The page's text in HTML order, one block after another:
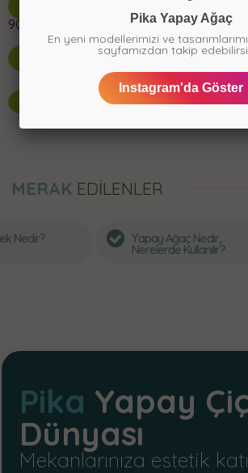
8
90cm
9 Yapay Monstera Dalı (12'li)
10 Yapay Japon Şemsiyesi Bitkisi
MERAK EDİLENLER
Yapay Ağaç Nedir,
Nerelerde Kullanılır?
Pika Yapay
Dünyası
Mekanlarınıza estetik
Pika Yapay Ağaç
En yeni modellerimizi ve
sayfamızdan takip
Instagram'da Göster